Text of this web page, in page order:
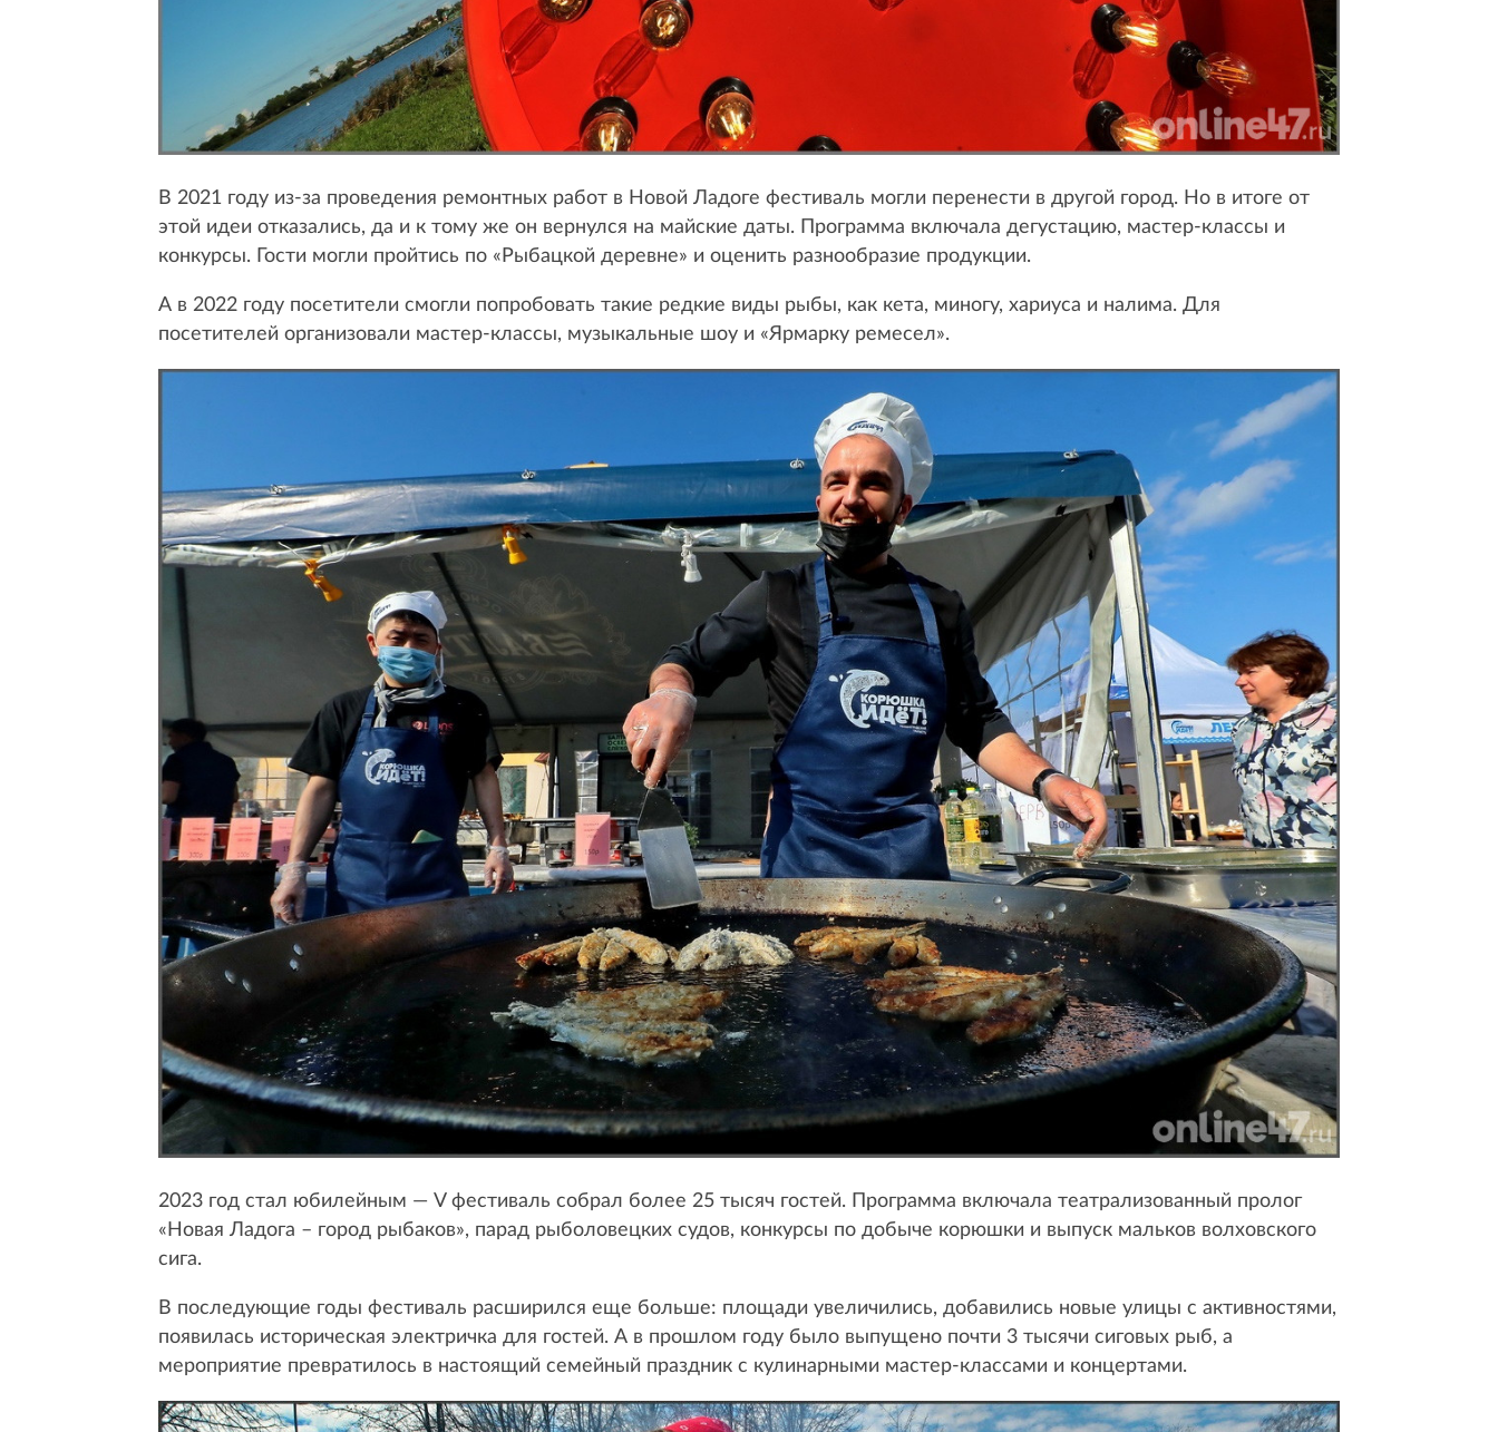
В 2021 году из-за проведения ремонтных работ в Новой Ладоге фестиваль могли перенести в другой город. Но в итоге от
этой идеи отказались, да и к тому же он вернулся на майские даты. Программа включала дегустацию, мастер-классы и
конкурсы. Гости могли пройтись по «Рыбацкой деревне» и оценить разнообразие продукции.
А в 2022 году посетители смогли попробовать такие редкие виды рыбы, как кета, миногу, хариуса и налима. Для
посетителей организовали мастер-классы, музыкальные шоу и «Ярмарку ремесел».
2023 год стал юбилейным — V фестиваль собрал более 25 тысяч гостей. Программа включала театрализованный пролог
«Новая Ладога – город рыбаков», парад рыболовецких судов, конкурсы по добыче корюшки и выпуск мальков волховского
сига.
В последующие годы фестиваль расширился еще больше: площади увеличились, добавились новые улицы с активностями,
появилась историческая электричка для гостей. А в прошлом году было выпущено почти 3 тысячи сиговых рыб, а
мероприятие превратилось в настоящий семейный праздник с кулинарными мастер-классами и концертами.